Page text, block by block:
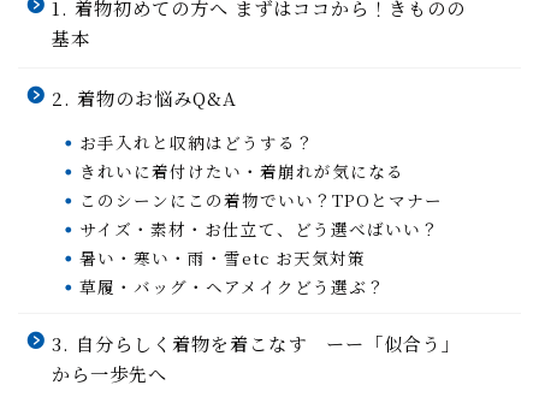
1. 着物初めての方へ まずはココから！きものの
基本
2. 着物のお悩みQ&A
お手入れと収納はどうする？
きれいに着付けたい・着崩れが気になる
このシーンにこの着物でいい？TPOとマナー
サイズ・素材・お仕立て、どう選べばいい？
暑い・寒い・雨・雪etc お天気対策
草履・バッグ・ヘアメイクどう選ぶ？
3. 自分らしく着物を着こなす ーー「似合う」
から一歩先へ